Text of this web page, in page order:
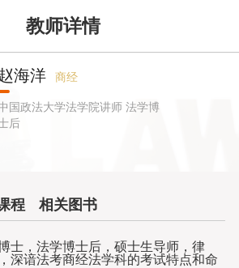
教师详情
海洋 商经
国政法大学法学院讲师 法学博
后
程 相关图书
士，法学博士后，硕士生导师，律
深谙法考商经法学科的考试特点和命